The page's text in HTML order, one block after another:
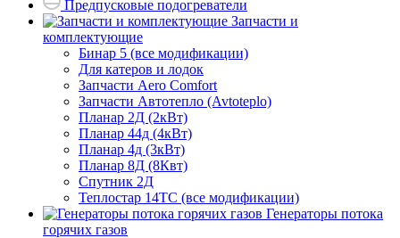
Предпусковые подогреватели
Запчасти и
комплектующие
Бинар 5 (все модификации)
Для катеров и лодок
Запчасти Aero Comfort
Запчасти Автотепло (Avtoteplo)
Планар 2Д (2кВт)
Планар 44д (4кВт)
Планар 4д (3кВт)
Планар 8Д (8Квт)
Спутник 2Д
Теплостар 14ТС (все модификации)
Генераторы потока
горячих газов